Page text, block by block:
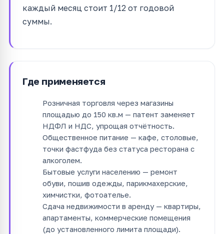
каждый месяц стоит 1/12 от годовой
суммы.
Где применяется
Розничная торговля через магазины
площадью до 150 кв.м — патент заменяет
НДФЛ и НДС, упрощая отчётность.
Общественное питание — кафе, столовые,
точки фастфуда без статуса ресторана с
алкоголем.
Бытовые услуги населению — ремонт
обуви, пошив одежды, парикмахерские,
химчистки, фотоателье.
Сдача недвижимости в аренду — квартиры,
апартаменты, коммерческие помещения
(до установленного лимита площади).